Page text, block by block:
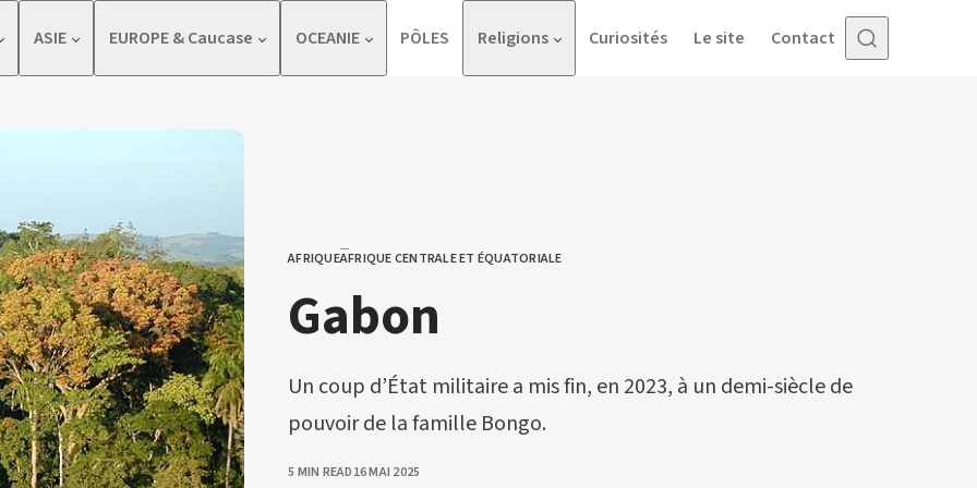
ASIE EUROPE & Caucase OCEANIE PÔLES Religions Curiosités Le site Contact
CATEGORY
AFRIQUEAFRIQUE CENTRALE ET ÉQUATORIALE
Gabon
Un coup d’État militaire a mis fin, en 2023, à un demi-siècle de
pouvoir de la famille Bongo.
5 MIN READPUBLISHED
16 MAI 2025